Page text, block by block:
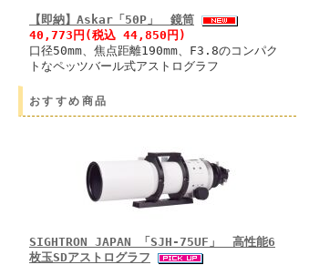
【即納】Askar「50P」 鏡筒
40,773円(税込 44,850円)
口径50mm、焦点距離190mm、F3.8のコンパク
トなペッツバール式アストログラフ
おすすめ商品
SIGHTRON JAPAN 「SJH-75UF」 高性能6
枚玉SDアストログラフ